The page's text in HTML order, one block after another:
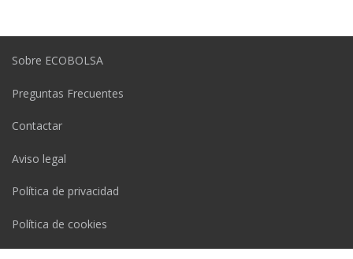
Sobre ECOBOLSA
Preguntas Frecuentes
Contactar
Aviso legal
Política de privacidad
Política de cookies